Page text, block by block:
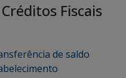
Créditos Fiscais
de saldo